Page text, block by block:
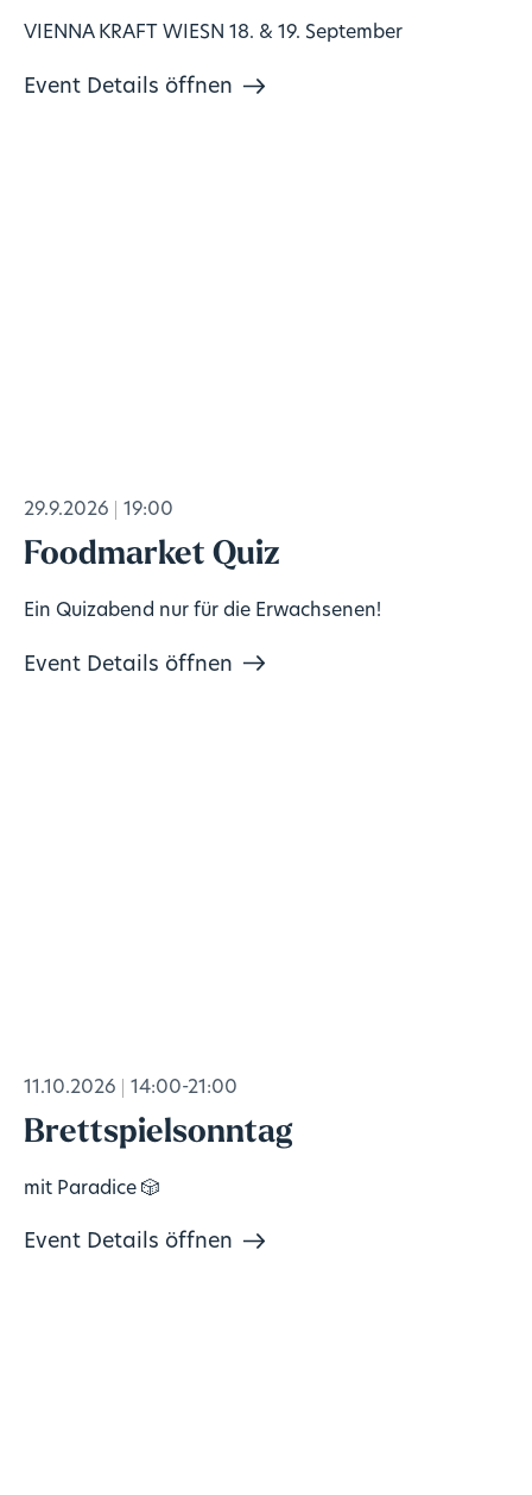
VIENNA KRAFT WIESN 18. & 19. September
Event Details öffnen
29.9.2026 19:00
Foodmarket Quiz
Ein Quizabend nur für die Erwachsenen!
Event Details öffnen
11.10.2026 14:00-21:00
Brettspielsonntag
mit Paradice 🎲
Event Details öffnen